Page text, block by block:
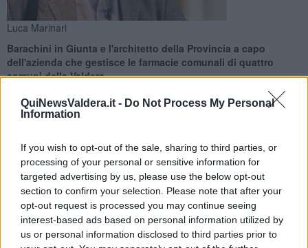
QuiNewsValdera.it - Do Not Process My Personal
Information
If you wish to opt-out of the sale, sharing to third parties, or
processing of your personal or sensitive information for
targeted advertising by us, please use the below opt-out
section to confirm your selection. Please note that after your
opt-out request is processed you may continue seeing
interest-based ads based on personal information utilized by
us or personal information disclosed to third parties prior to
Luca Marinari
Barachini in Giunta e l'architetto della Provincia a capo
dell'azienda che gestisce le farmacie comunali di quattro
comuni della Valdera
PONSACCO —Giorni di assestamento negli equilibri ponsacchini.
Dopo la nomina diAlessandro Barachinicome nuovo assessore,
infatti,Farmavaldera , l'azienda a partecipazione pubblica che
gestisce le farmacie comunali di Ponsacco, Capannoli, Pomarance
e Santa Maria a Monte, aveva bisogno di un nuovo presidente.
A guidare il Consiglio di amministrazione, infatti, era proprio